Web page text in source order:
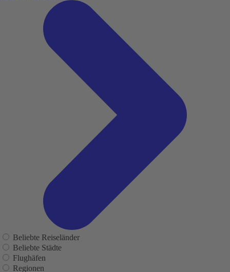
Beliebte Reiseländer
Beliebte Städte
Flughäfen
Regionen